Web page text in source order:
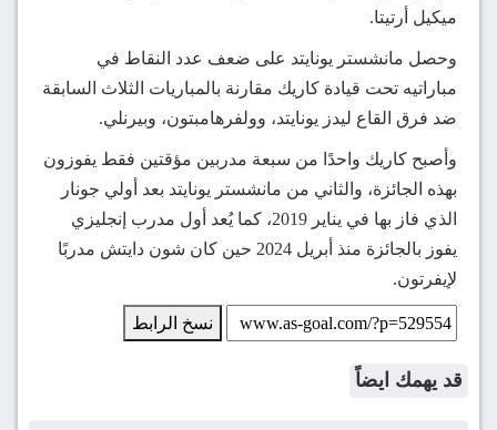
ميكيل أرتيتا.
وحصل مانشستر يونايتد على ضعف عدد النقاط في
مباراتيه تحت قيادة كاريك مقارنة بالمباريات الثلاث السابقة
ضد فرق القاع ليدز يونايتد، وولفرهامبتون، وبيرنلي.
وأصبح كاريك واحدًا من سبعة مدربين مؤقتين فقط يفوزون
بهذه الجائزة، والثاني من مانشستر يونايتد بعد أولي جونار
الذي فاز بها في يناير 2019، كما يُعد أول مدرب إنجليزي
يفوز بالجائزة منذ أبريل 2024 حين كان شون دايتش مدربًا
لإيفرتون.
نسخ الرابط
قد يهمك ايضاً